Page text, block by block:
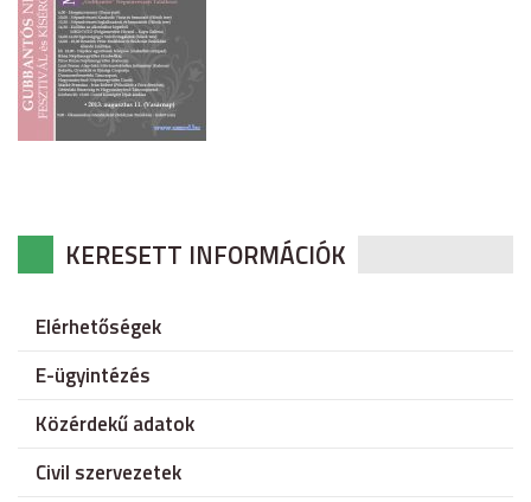
KERESETT INFORMÁCIÓK
Elérhetőségek
E-ügyintézés
Közérdekű adatok
Civil szervezetek